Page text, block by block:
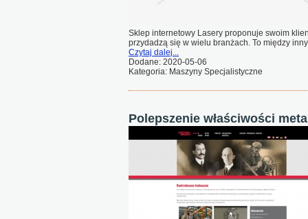
Sklep internetowy Lasery proponuje swoim
przydadzą się w wielu branżach. To między
Czytaj dalej...
Dodane: 2020-05-06
Kategoria: Maszyny Specjalistyczne
Polepszenie właściwości